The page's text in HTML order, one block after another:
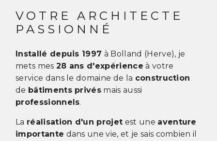
VOTRE ARCHITECTE
PASSIONNÉ
Installé depuis 1997 à Bolland (Herve), je
mets mes 28 ans d'expérience à votre
service dans le domaine de la construction
de bâtiments privés mais aussi
professionnels.
La réalisation d'un projet est une aventure
importante dans une vie, et je sais combien il